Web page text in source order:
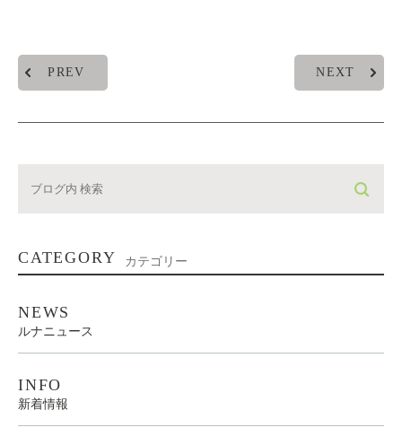
PREV NEXT
CATEGORY カテゴリー
NEWS
ルナニュース
INFO
新着情報